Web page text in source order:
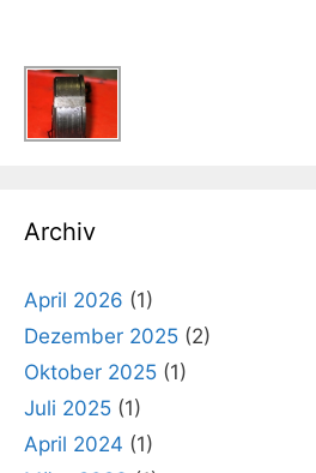
Archiv
April 2026 (1)
Dezember 2025 (2)
Oktober 2025 (1)
Juli 2025 (1)
April 2024 (1)